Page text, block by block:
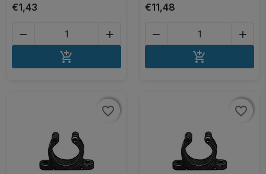
€1,43
 

€11,48
 

favorite_border
favorite_border favorite_border
favorite_border